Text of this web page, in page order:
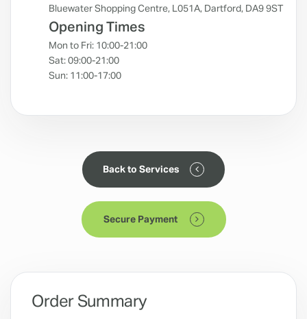
Bluewater Shopping Centre, L051A, Dartford, DA9 9ST
Opening Times
Mon to Fri: 10:00-21:00
Sat: 09:00-21:00
Sun: 11:00-17:00
Back to Services
Secure Payment
Order Summary